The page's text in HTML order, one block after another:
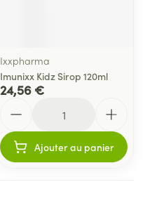
Ixxpharma
Imunixx Kidz Sirop 120ml
24,56 €
Ajouter au panier